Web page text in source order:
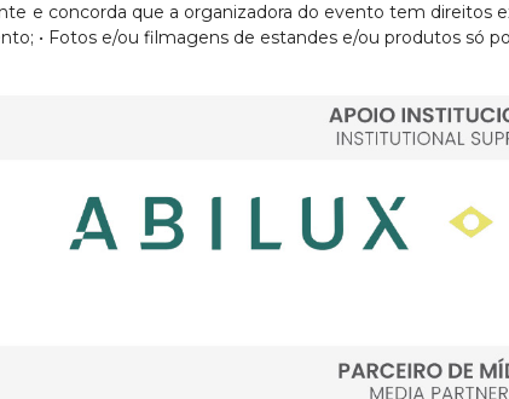
e concorda que a organizadora do evento tem direitos
• Fotos e/ou filmagens de estandes e/ou produtos só